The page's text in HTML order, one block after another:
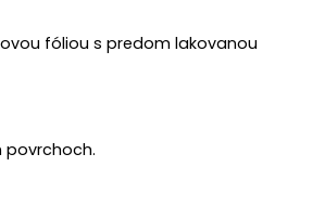
fóliou s predom lakovanou
povrchoch.